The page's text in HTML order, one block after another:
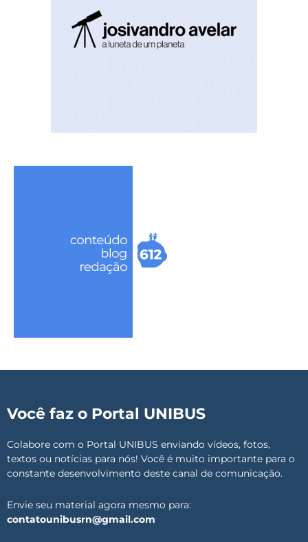
Você faz o Portal UNIBUS
Colabore com o Portal UNIBUS enviando vídeos, fotos,
textos ou notícias para nós! Você é muito importante para o
constante desenvolvimento deste canal de comunicação.
Envie seu material agora mesmo para:
contatounibusrn@gmail.com